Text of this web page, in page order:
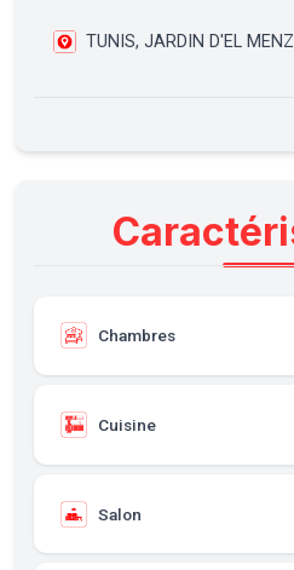
TUNIS, JARDIN D'EL
Chambres
Cuisine
Salon